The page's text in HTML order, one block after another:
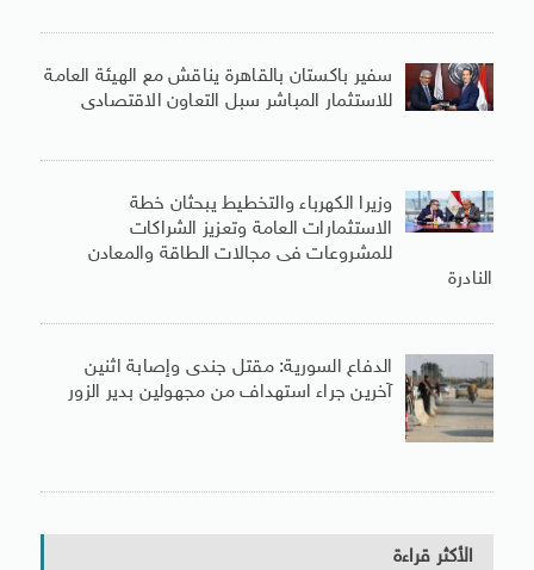
سفير باكستان بالقاهرة يناقش مع الهيئة العامة
للاستثمار المباشر سبل التعاون الاقتصادى
وزيرا الكهرباء والتخطيط يبحثان خطة
الاستثمارات العامة وتعزيز الشراكات
للمشروعات فى مجالات الطاقة والمعادن
النادرة
الدفاع السورية: مقتل جندى وإصابة اثنين
آخرين جراء استهداف من مجهولين بدير الزور
الأكثر قراءة